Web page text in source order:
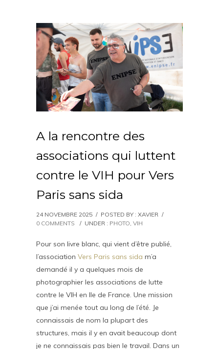
A la rencontre des
associations qui luttent
contre le VIH pour Vers
Paris sans sida
24 NOVEMBRE 2025 / POSTED BY : XAVIER /
0 COMMENTS
/ UNDER : PHOTO VIH
Pour son livre blanc, qui vient d’être publié,
l’association Vers Paris sans sida m’a
demandé il y a quelques mois de
photographier les associations de lutte
contre le VIH en Ile de France. Une mission
que j’ai menée tout au long de l’été. Je
connaissais de nom la plupart des
structures, mais il y en avait beaucoup dont
je ne connaissais pas bien le travail. Dans un